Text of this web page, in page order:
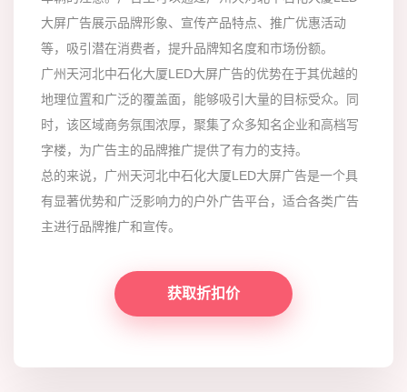
大屏广告展示品牌形象、宣传产品特点、推广优惠活动
等，吸引潜在消费者，提升品牌知名度和市场份额。
广州天河北中石化大厦LED大屏广告的优势在于其优越的
地理位置和广泛的覆盖面，能够吸引大量的目标受众。同
时，该区域商务氛围浓厚，聚集了众多知名企业和高档写
字楼，为广告主的品牌推广提供了有力的支持。
总的来说，广州天河北中石化大厦LED大屏广告是一个具
有显著优势和广泛影响力的户外广告平台，适合各类广告
主进行品牌推广和宣传。
获取折扣价